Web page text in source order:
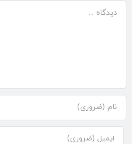
دیدگاه